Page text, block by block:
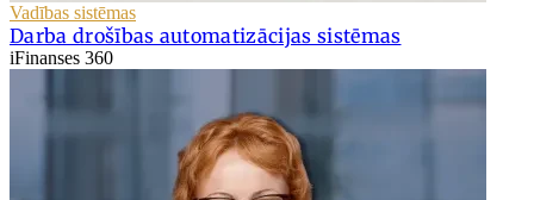
Vadības sistēmas
Darba drošības automatizācijas sistēmas
iFinanses 360